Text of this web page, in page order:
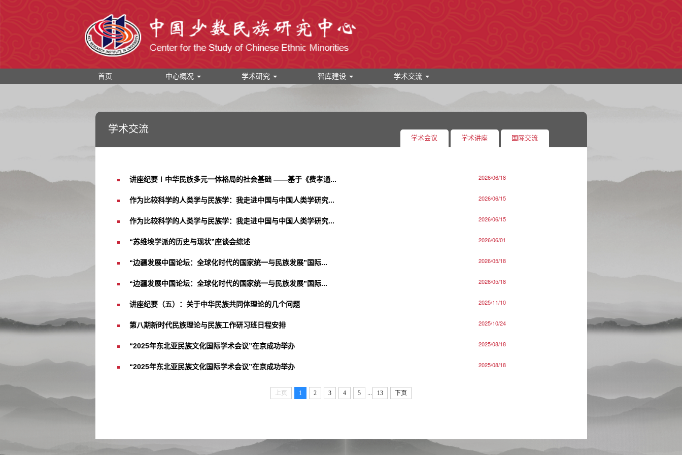
首页 中心概况 学术研究 智库建设 学术交流
学术交流
学术会议 学术讲座 国际交流
讲座纪要∣中华民族多元一体格局的社会基础 ——基于《费孝通... 2026/06/18
作为比较科学的人类学与民族学：我走进中国与中国人类学研究... 2026/06/15
作为比较科学的人类学与民族学：我走进中国与中国人类学研究... 2026/06/15
“苏维埃学派的历史与现状”座谈会综述 2026/06/01
“边疆发展中国论坛：全球化时代的国家统一与民族发展”国际... 2026/05/18
“边疆发展中国论坛：全球化时代的国家统一与民族发展”国际... 2026/05/18
讲座纪要（五）：关于中华民族共同体理论的几个问题 2025/11/10
第八期新时代民族理论与民族工作研习班日程安排 2025/10/24
“2025年东北亚民族文化国际学术会议”在京成功举办 2025/08/18
“2025年东北亚民族文化国际学术会议”在京成功举办 2025/08/18
上页 1 2 3 4 5 13 下页